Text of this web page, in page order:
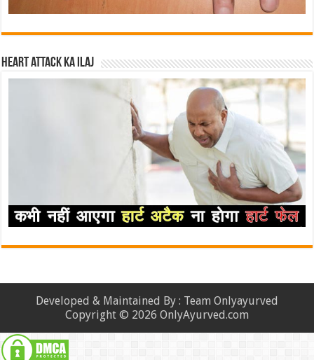
Heart attack ka ilaj
Developed & Maintained By : Team Onlyayurved
Copyright © 2026 OnlyAyurved.com